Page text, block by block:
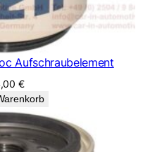
Aufschraubelement
€